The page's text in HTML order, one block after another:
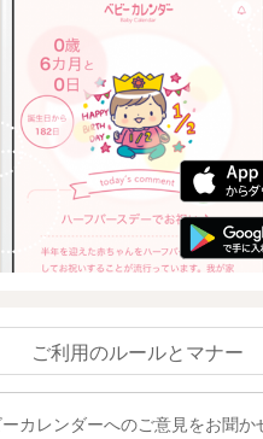
ご利用のルールとマナー
カレンダーへのご意見をお聞か